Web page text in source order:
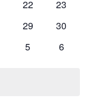
0
22
0
23
0
29
0
30
0
5
0
6